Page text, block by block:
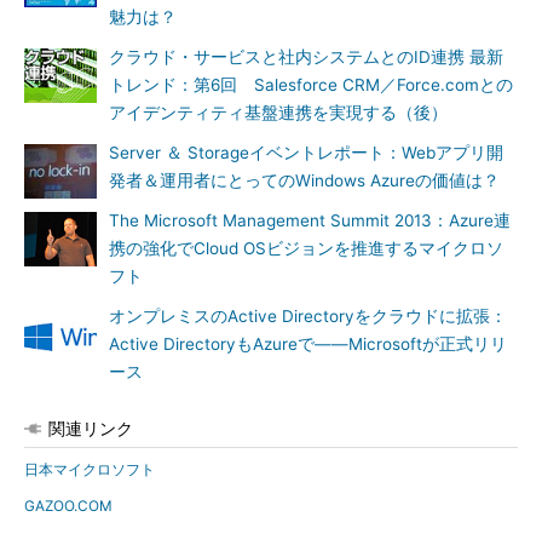
魅力は？
クラウド・サービスと社内システムとのID連携 最新
トレンド：第6回 Salesforce CRM／Force.comとの
アイデンティティ基盤連携を実現する（後）
Server ＆ Storageイベントレポート：Webアプリ開
発者＆運用者にとってのWindows Azureの価値は？
The Microsoft Management Summit 2013：Azure連
携の強化でCloud OSビジョンを推進するマイクロソ
フト
オンプレミスのActive Directoryをクラウドに拡張：
Active DirectoryもAzureで――Microsoftが正式リリ
ース
関連リンク
日本マイクロソフト
GAZOO.COM